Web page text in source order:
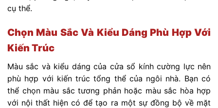
cụ thể.
Chọn Màu Sắc Và Kiểu Dáng Phù Hợp Với
Kiến Trúc
Màu sắc và kiểu dáng của cửa sổ kính cường lực nên
phù hợp với kiến trúc tổng thể của ngôi nhà. Bạn có
thể chọn màu sắc tương phản hoặc màu sắc hòa hợp
với nội thất hiện có để tạo ra một sự đồng bộ về mặt